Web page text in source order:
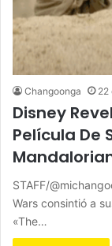
Changoonga 22
Disney
Película De
STAFF/
Wars consintió a
«The…